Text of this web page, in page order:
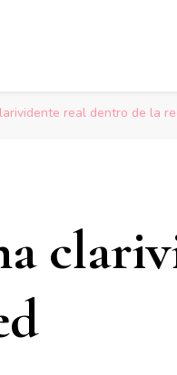
real dentro de la